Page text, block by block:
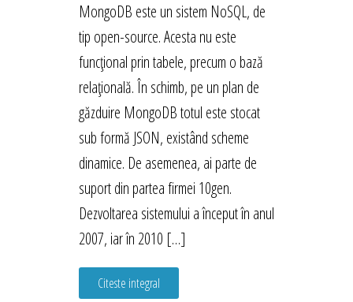
MongoDB este un sistem NoSQL, de
tip open-source. Acesta nu este
funcțional prin tabele, precum o bază
relațională. În schimb, pe un plan de
găzduire MongoDB totul este stocat
sub formă JSON, existând scheme
dinamice. De asemenea, ai parte de
suport din partea firmei 10gen.
Dezvoltarea sistemului a început în anul
2007, iar în 2010 […]
Citeste integral